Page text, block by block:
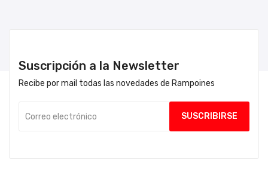
Suscripción a la Newsletter
Recibe por mail todas las novedades de Rampoines